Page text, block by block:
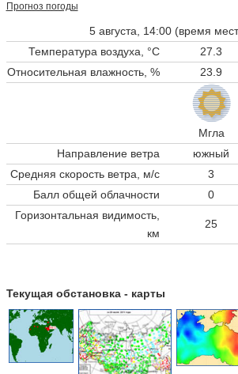
Прогноз погоды
5 августа, 14:00 (время
Температура воздуха, °C
27.3
Относительная влажность, %
23.9
Мгла
Направление ветра
южный
Средняя скорость ветра, м/с
3
Балл общей облачности
0
Горизонтальная видимость,
км
25
Текущая обстановка - карты